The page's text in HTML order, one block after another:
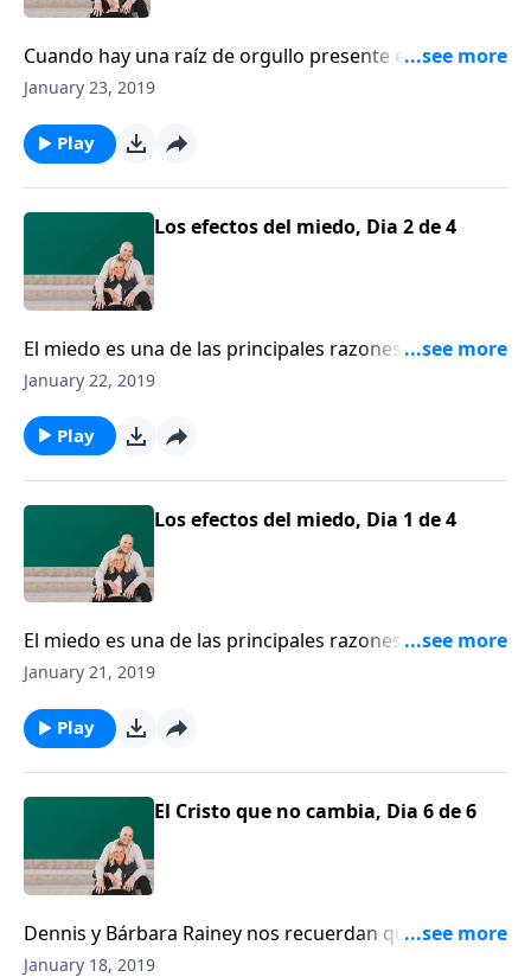
Cuando hay una raíz de orgullo presente en uno o
dos cónyuges, la paz no puede florecer. Ron Deal
temor y su orgullo, eso abre la puerta para el amor y
la paz en su matrimonio.
January 23, 2019
Play
Los efectos del miedo, Dia 2 de 4
El miedo es una de las principales razones por las que
las familias se quedan estancadas. Ron Deal instruye
y descansar en la soberanía y el poder de Dios.
January 22, 2019
Play
Los efectos del miedo, Dia 1 de 4
El miedo es una de las principales razones por las que
las familias se quedan estancadas. Ron Deal instruye
y descansar en la soberanía y el poder de Dios.
January 21, 2019
Play
El Cristo que no cambia, Dia 6 de 6
Dennis y Bárbara Rainey nos recuerdan que Jesús es
nuestra estabilidad ayer, hoy y mañana. Podemos
January 18, 2019